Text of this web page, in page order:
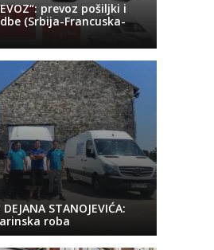
prevoz pošiljki i
(Srbija-Francuska-
STANOJEVIĆA:
roba